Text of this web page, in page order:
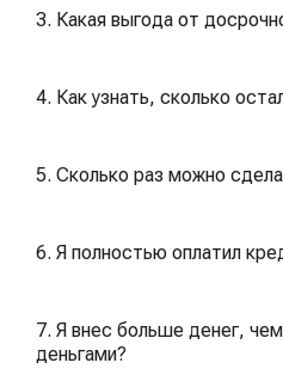
3. Какая выгода от
4. Как узнать, сколько
5. Сколько раз можно
6. Я полностью оплатил
7. Я внес больше денег,
деньгами?